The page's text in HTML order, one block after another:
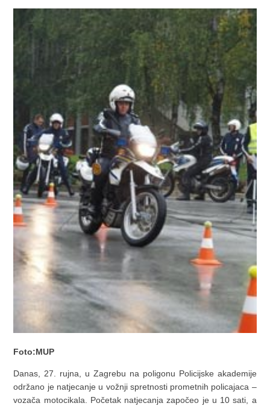
Foto:MUP
Danas, 27. rujna, u Zagrebu na poligonu Policijske akademije
održano je natjecanje u vožnji spretnosti prometnih policajaca –
vozača motocikala. Početak natjecanja započeo je u 10 sati, a